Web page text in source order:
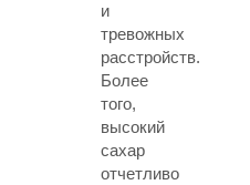
и
тревожных
расстройств.
Более
того,
высокий
сахар
отчетливо